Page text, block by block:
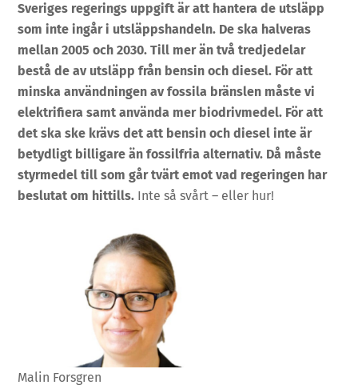
Sveriges regerings uppgift är att hantera de utsläpp
som inte ingår i utsläppshandeln. De ska halveras
mellan 2005 och 2030. Till mer än två tredjedelar
bestå de av utsläpp från bensin och diesel. För att
minska användningen av fossila bränslen måste vi
elektrifiera samt använda mer biodrivmedel. För att
det ska ske krävs det att bensin och diesel inte är
betydligt billigare än fossilfria alternativ. Då måste
styrmedel till som går tvärt emot vad regeringen har
beslutat om hittills. Inte så svårt – eller hur!
Malin Forsgren